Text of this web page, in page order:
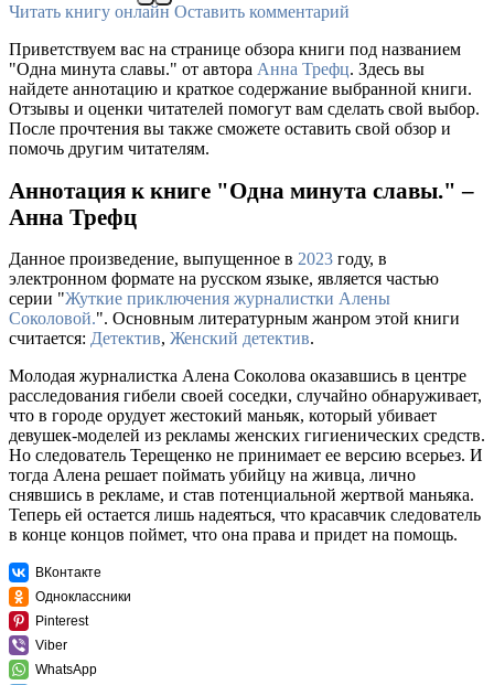
Читать книгу онлайн Оставить комментарий
Приветствуем вас на странице обзора книги под названием
"Одна минута славы." от автора Анна Трефц. Здесь вы
найдете аннотацию и краткое содержание выбранной книги.
Отзывы и оценки читателей помогут вам сделать свой выбор.
После прочтения вы также сможете оставить свой обзор и
помочь другим читателям.
Аннотация к книге "Одна минута славы." –
Анна Трефц
Данное произведение, выпущенное в 2023 году, в
электронном формате на русском языке, является частью
серии "Жуткие приключения журналистки Алены
Соколовой.". Основным литературным жанром этой книги
считается: Детектив, Женский детектив.
Молодая журналистка Алена Соколова оказавшись в центре
расследования гибели своей соседки, случайно обнаруживает,
что в городе орудует жестокий маньяк, который убивает
девушек-моделей из рекламы женских гигиенических средств.
Но следователь Терещенко не принимает ее версию всерьез. И
тогда Алена решает поймать убийцу на живца, лично
снявшись в рекламе, и став потенциальной жертвой маньяка.
Теперь ей остается лишь надеяться, что красавчик следователь
в конце концов поймет, что она права и придет на помощь.
ВКонтакте
Одноклассники
Pinterest
Viber
WhatsApp